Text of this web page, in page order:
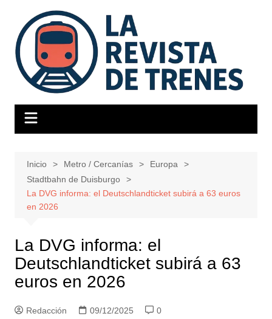
contenido
Inicio Metro / Cercanías
Europa
Stadtbahn de Duisburgo
La DVG informa: el Deutschlandticket subirá a 63 euros
en 2026
La DVG informa: el
Deutschlandticket subirá a 63
euros en 2026
Redacción 09/12/2025
0